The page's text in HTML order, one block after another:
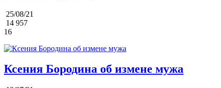
25/08/21
14 957
16
Ксения Бородина об измене мужа